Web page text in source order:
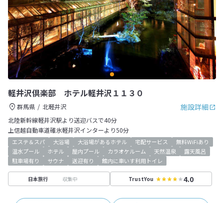
軽井沢倶楽部 ホテル軽井沢１１３０
施設詳細
群馬県
北軽井沢
北陸新幹線軽井沢駅より送迎バスで40分
上信越自動車道碓氷軽井沢インターより50分
エステ＆スパ 大浴場 大浴場があるホテル 宅配サービス
無料WiFiあり
温水プール
ホテル 屋内プール カラオケルーム 天然温泉
露天風呂
駐車場有り
サウナ 送迎有り 館内に車いす利用トイレ
日本旅行 収集中 TrustYou 4.0